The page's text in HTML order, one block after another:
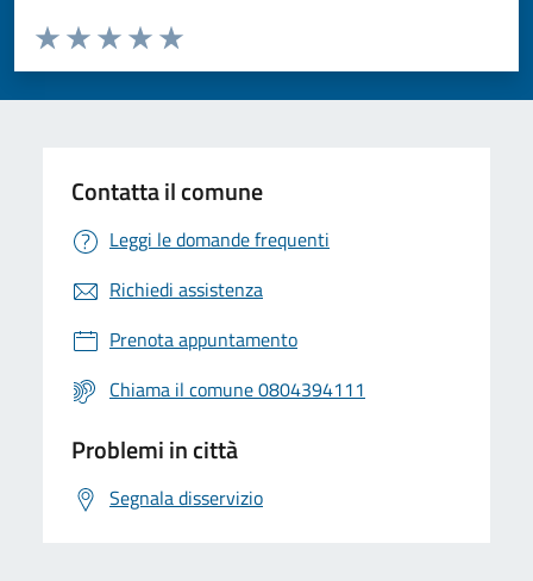
Valuta da 1 a 5 stelle la pagina
Valuta 5 stelle su 5
Valuta 4 stelle su 5
Valuta 3 stelle su 5
Valuta 2 stelle su 5
Valuta 1 stelle su 5
Contatta il comune
Leggi le domande frequenti
Richiedi assistenza
Prenota appuntamento
Chiama il comune 0804394111
Problemi in città
Segnala disservizio